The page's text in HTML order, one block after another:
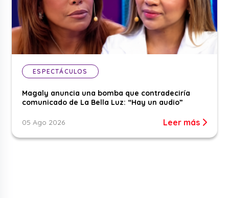
ESPECTÁCULOS
Magaly anuncia una bomba que contradeciría
comunicado de La Bella Luz: “Hay un audio”
05 Ago 2026 Leer más